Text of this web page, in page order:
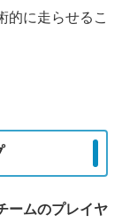
的に走らせるこ
ームのプレイヤ